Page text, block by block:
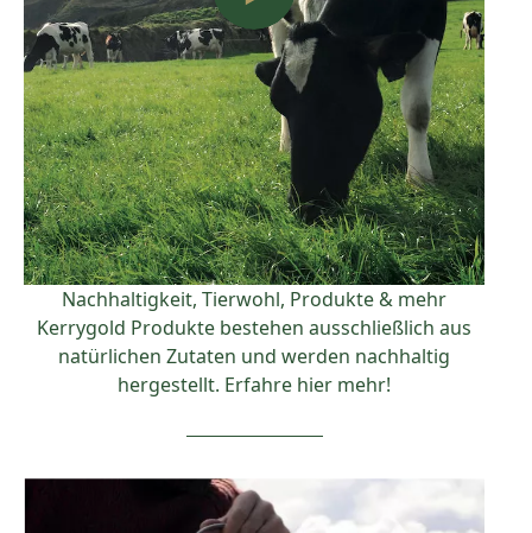
Nachhaltigkeit, Tierwohl, Produkte & mehr
Kerrygold Produkte bestehen ausschließlich aus
natürlichen Zutaten und werden nachhaltig
hergestellt. Erfahre hier mehr!